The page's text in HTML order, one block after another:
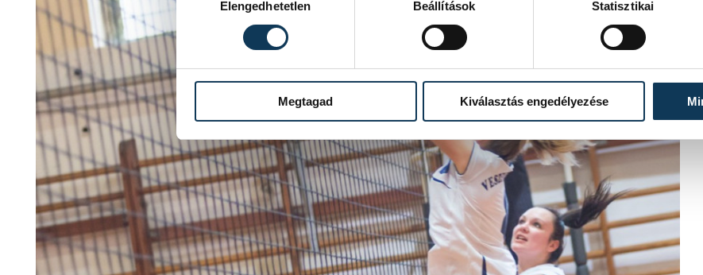
Elengedhetetlen
Beállítások Statisztikai
Megtagad Kiválasztás engedélyezése